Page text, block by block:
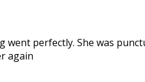
perfectly. She was
again